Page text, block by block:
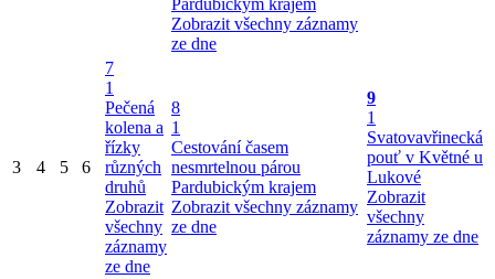
Pardubickým krajem
Zobrazit všechny záznamy
ze dne
3 4 5 6
7
1
Pečená
kolena a
řízky
různých
druhů
Zobrazit
všechny
záznamy
ze dne
8
1
Cestování časem
nesmrtelnou párou
Pardubickým krajem
Zobrazit všechny záznamy
ze dne
9
1
Svatovavřinecká
pouť v Květné u
Lukové
Zobrazit
všechny
záznamy ze dne